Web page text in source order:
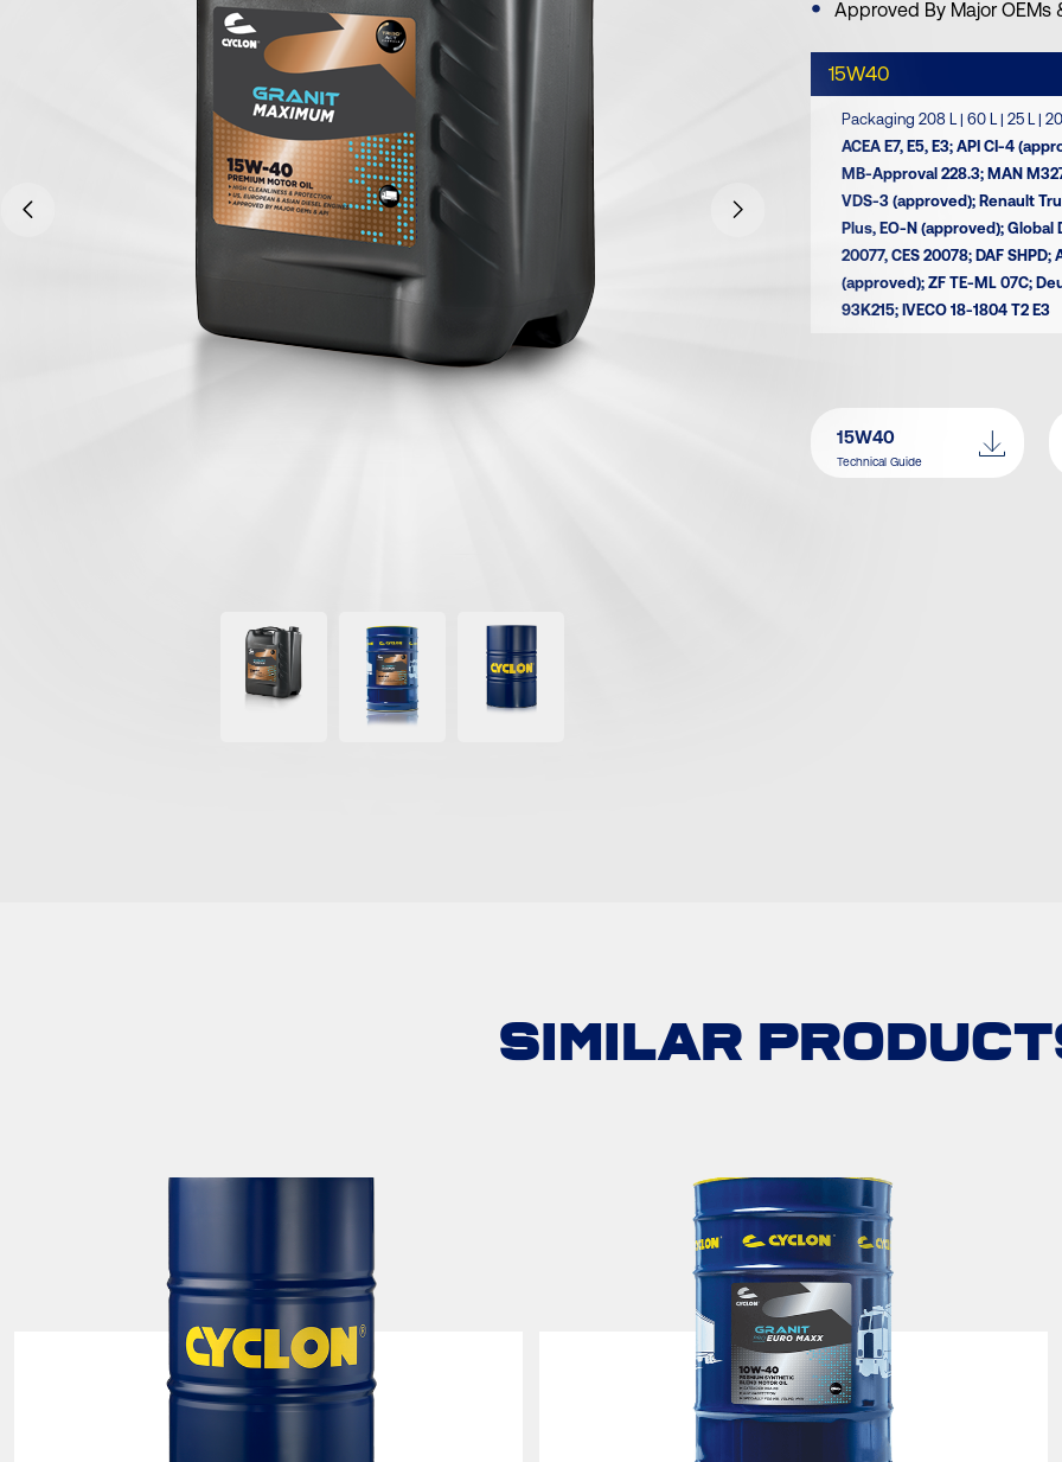
Approved By Major OEMs
15W40
Packaging 208 L | 60 L | 25 L | 20
ACEA Ε7, Ε5, Ε3; API CI-4
MB-Approval 228.3; MAN
VDS-3 (approved); Renault
Plus, EO-N (approved); Global
20077, CES 20078; DAF
(approved); ZF TE-ML 07C;
93Κ215; IVECO 18-1804 T2 E3
15W40
Technical Guide
SIMILAR